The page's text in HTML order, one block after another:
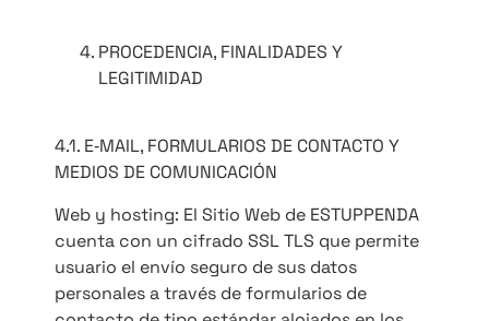
PROCEDENCIA, FINALIDADES Y
LEGITIMIDAD
4.1. E‐MAIL, FORMULARIOS DE CONTACTO Y
MEDIOS DE COMUNICACIÓN
Web y hosting: El Sitio Web de ESTUPPENDA
cuenta con un cifrado SSL TLS que permite
usuario el envío seguro de sus datos
personales a través de formularios de